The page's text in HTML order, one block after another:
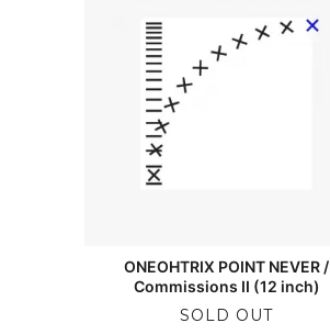
ONEOHTRIX POINT NEVER /
Commissions II (12 inch)
SOLD OUT